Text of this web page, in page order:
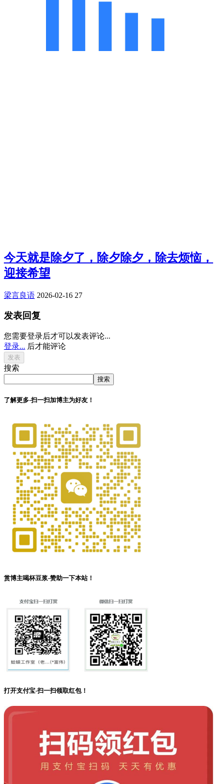
今天就是除夕了，除夕除夕，除去烦恼，
迎接希望
梁言良语 2026-02-16 27
发表回复
您需要登录后才可以发表评论...
登录... 后才能评论
搜索
搜索
了解更多-扫一扫加博主为好友！
赏博主喝杯豆浆-赞助一下本站！
打开支付宝-扫一扫领取红包！